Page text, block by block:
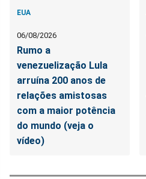
EUA
06/08/2026
Rumo a
venezuelização Lula
arruína 200 anos de
relações amistosas
com a maior potência
do mundo (veja o
vídeo)